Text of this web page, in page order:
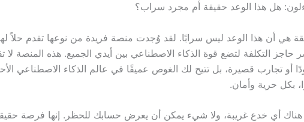
هل هذا الوعد حقيقة أم مجرد سراب؟
هي أن هذا الوعد ليس سرابًا. لقد وُجدت منصة فريدة من نوعها تقدم حلاً
حاجز التكلفة لتضع قوة الذكاء الاصطناعي بين أيدي الجميع. هذه المنصة لا
أو تجارب قصيرة، بل تتيح لك الغوص عميقًا في عالم الذكاء الاصطناعي
بكل حرية وأمان.
أي خدع غريبة، ولا شيء يمكن أن يعرض حسابك للحظر. إنها فرصة